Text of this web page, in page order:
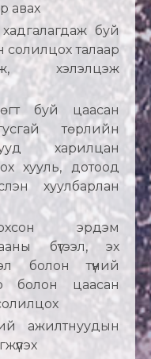
авах
буй
талаар
хэлэлцэж
буй цаасан
төрлийн
харилцан
хууль, дотоод
хуулбарлан
эрдэм
бүтээл, эх
болон түүний
болон цаасан
ажилтнуудын